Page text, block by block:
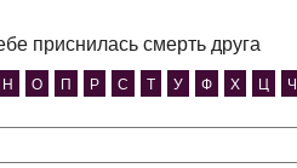
приснилась смерть друга
Н О П Р С Т У Ф Х Ц Ч